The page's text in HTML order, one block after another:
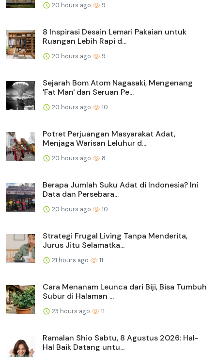
20 hours ago 9
8 Inspirasi Desain Lemari Pakaian untuk
Ruangan Lebih Rapi d...
20 hours ago 9
Sejarah Bom Atom Nagasaki, Mengenang
'Fat Man' dan Seruan Pe...
20 hours ago 10
Potret Perjuangan Masyarakat Adat,
Menjaga Warisan Leluhur d...
20 hours ago 8
Berapa Jumlah Suku Adat di Indonesia? Ini
Data dan Persebara...
20 hours ago 10
Strategi Frugal Living Tanpa Menderita,
Jurus Jitu Selamatka...
21 hours ago 11
Cara Menanam Leunca dari Biji, Bisa Tumbuh
Subur di Halaman ...
23 hours ago 11
Ramalan Shio Sabtu, 8 Agustus 2026: Hal-
Hal Baik Datang untu...